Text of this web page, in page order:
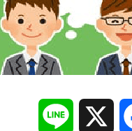
Line